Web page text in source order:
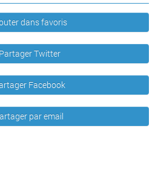
dans favoris
Twitter
Facebook
par email